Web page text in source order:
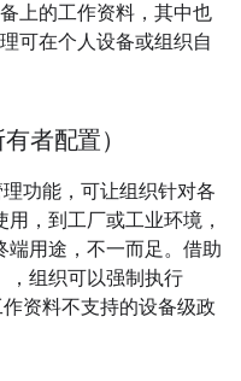
上的工作资料，其中也
可在个人设备或组织自
者配置）
功能，可让组织针对各
，到工厂或工业环境，
端用途，不一而足。借助
，组织可以强制执行
作资料不支持的设备级政